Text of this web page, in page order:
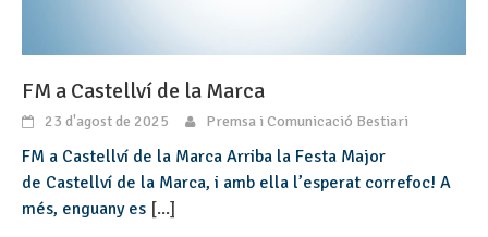
FM a Castellví de la Marca
23 d'agost de 2025 Premsa i Comunicació Bestiari
FM a Castellví de la Marca Arriba la Festa Major
de Castellví de la Marca, i amb ella l’esperat correfoc! A
més, enguany es [...]